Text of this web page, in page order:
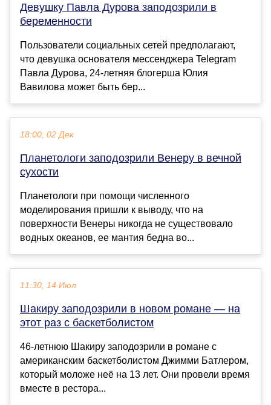
Девушку Павла Дурова заподозрили в
беременности
Пользователи социальных сетей предполагают,
что девушка основателя мессенджера Telegram
Павла Дурова, 24-летняя блогерша Юлия
Вавилова может быть бер...
18:00, 02 Дек
Планетологи заподозрили Венеру в вечной
сухости
Планетологи при помощи численного
моделирования пришли к выводу, что на
поверхности Венеры никогда не существовало
водных океанов, ее мантия бедна во...
11:30, 14 Июл
Шакиру заподозрили в новом романе — на
этот раз с баскетболистом
46-летнюю Шакиру заподозрили в романе с
американским баскетболистом Джимми Батлером,
который моложе неё на 13 лет. Они провели время
вместе в рестора...